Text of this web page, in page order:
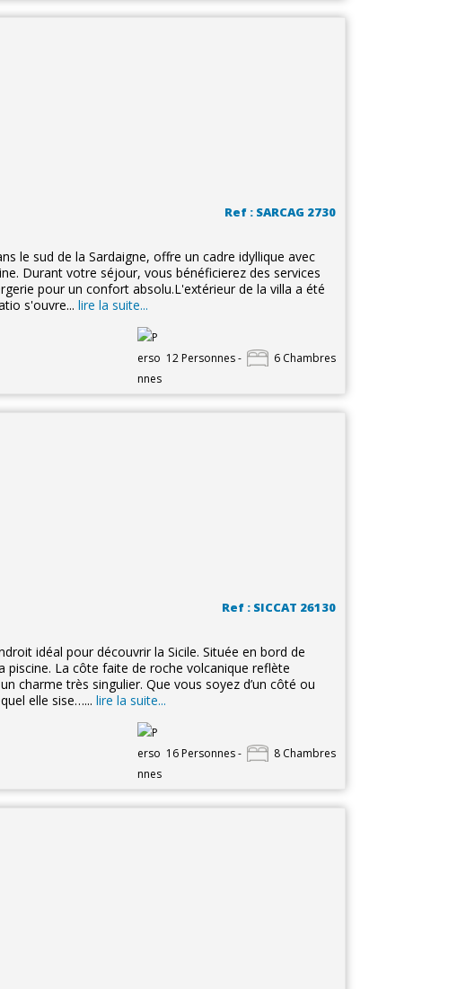
Ref : SARCAG 2730
le sud de la Sardaigne, offre un cadre idyllique avec
Durant votre séjour, vous bénéficierez des services
pour un confort absolu.L'extérieur de la villa a été
s'ouvre... lire la suite...
12 Personnes - 6 Chambres
Ref : SICCAT 26130
idéal pour découvrir la Sicile. Située en bord de
La côte faite de roche volcanique reflète
charme très singulier. Que vous soyez d’un côté ou
elle sise…... lire la suite...
16 Personnes - 8 Chambres